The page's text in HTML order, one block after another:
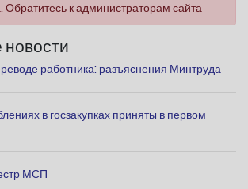
Обратитесь к администраторам сайта
работника: разъяснения Минтруда
в госзакупках приняты в первом
МСП